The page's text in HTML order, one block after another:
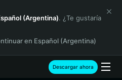
(Argentina). ¿Te gustaría
en Español (Argentina)
Descargar ahora